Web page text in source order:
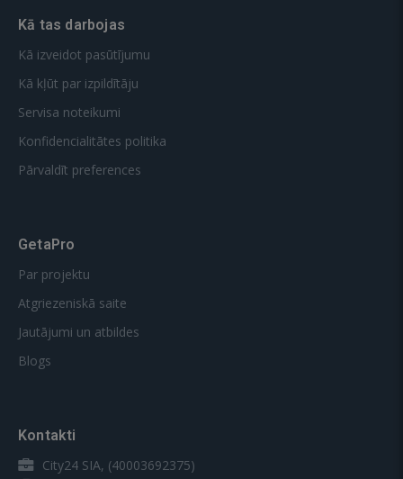
Kā tas darbojas
Kā izveidot pasūtījumu
Kā kļūt par izpildītāju
Servisa noteikumi
Konfidencialitātes politika
Pārvaldīt preferences
GetaPro
Par projektu
Atgriezeniskā saite
Jautājumi un atbildes
Blogs
Kontakti
City24 SIA, (40003692375)